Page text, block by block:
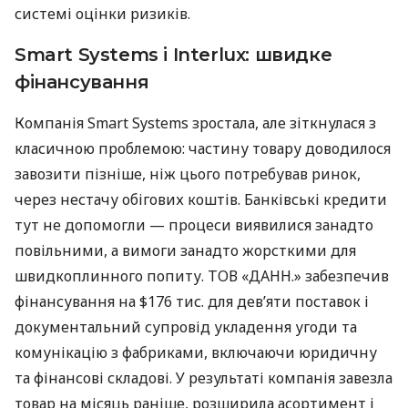
системі оцінки ризиків.
Smart Systems і Interlux: швидке
фінансування
Компанія Smart Systems зростала, але зіткнулася з
класичною проблемою: частину товару доводилося
завозити пізніше, ніж цього потребував ринок,
через нестачу обігових коштів. Банківські кредити
тут не допомогли — процеси виявилися занадто
повільними, а вимоги занадто жорсткими для
швидкоплинного попиту. ТОВ «ДАНН.» забезпечив
фінансування на $176 тис. для дев’яти поставок і
документальний супровід укладення угоди та
комунікацію з фабриками, включаючи юридичну
та фінансові складові. У результаті компанія завезла
товар на місяць раніше, розширила асортимент і